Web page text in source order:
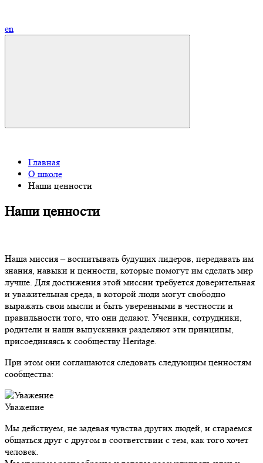
en
Главная
О школе
Наши ценности
Наши ценности
Наша миссия – воспитывать будущих лидеров, передавать им
знания, навыки и ценности, которые помогут им сделать мир
лучше. Для достижения этой миссии требуется доверительная
и уважительная среда, в которой люди могут свободно
выражать свои мысли и быть уверенными в честности и
правильности того, что они делают. Ученики, сотрудники,
родители и наши выпускники разделяют эти принципы,
присоединяясь к сообществу Heritage.
При этом они соглашаются следовать следующим ценностям
сообщества:
Уважение
Мы действуем, не задевая чувства других людей, и стараемся
общаться друг с другом в соответствии с тем, как того хочет
человек.